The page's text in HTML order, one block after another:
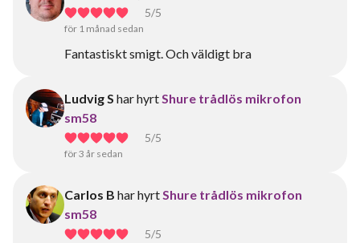
5/5
för 1 månad sedan
Fantastiskt smigt. Och väldigt bra
Ludvig S har hyrtShure trådlös mikrofon
sm58
5/5
för 3 år sedan
Carlos B har hyrtShure trådlös mikrofon
sm58
5/5